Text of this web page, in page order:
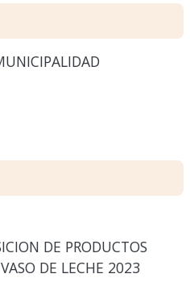
DE PRODUCTOS
DE LECHE 2023